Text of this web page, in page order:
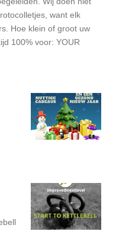
want elk
Hoe klein of groot uw
100% voor: YOUR